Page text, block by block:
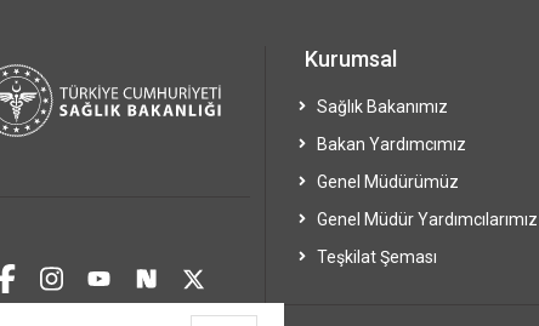
Kurumsal
Sağlık Bakanımız
Bakan Yardımcımız
Genel Müdürümüz
Genel Müdür Yardımcılarımız
Teşkilat Şeması